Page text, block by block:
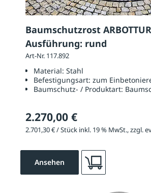
Baumschutzrost
Ausführung: rund
Art-Nr. 117.892
Material: Stahl
Befestigungsart: zum
Baumschutz- / Produktart:
2.270,00 €
Ansehen